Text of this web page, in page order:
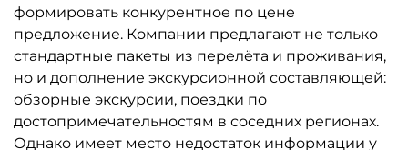
формировать конкурентное по цене
предложение. Компании предлагают не только
стандартные пакеты из перелёта и проживания,
но и дополнение экскурсионной составляющей:
обзорные экскурсии, поездки по
достопримечательностям в соседних регионах.
Однако имеет место недостаток информации у